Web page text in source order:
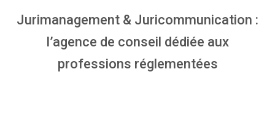
Jurimanagement & Juricommunication :
l’agence de conseil dédiée aux
professions réglementées